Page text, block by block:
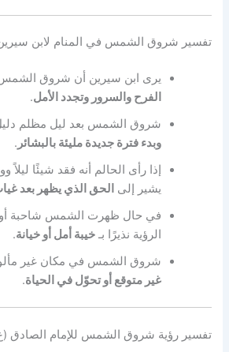
تفسير شروق الشمس في المنام لابن
يرى ابن سيرين أن شروق الشمس
الفرح والسرور وتجدد الأمل.
شروق الشمس بعد ليل مظلم
وبدء فترة جديدة مليئة بالبشائر .
إذا رأى الحالم أنه فقد شيئًا
يشير إلى الحق الذي يظهر بعد
في حال ظهرت الشمس شاحبة أو
الرؤية نذيرًا بـخيبة أمل أو خيانة.
شروق الشمس في مكان غير
غير متوقع أو تحوّل في الحياة.
تفسير رؤية شروق الشمس للإمام الصادق